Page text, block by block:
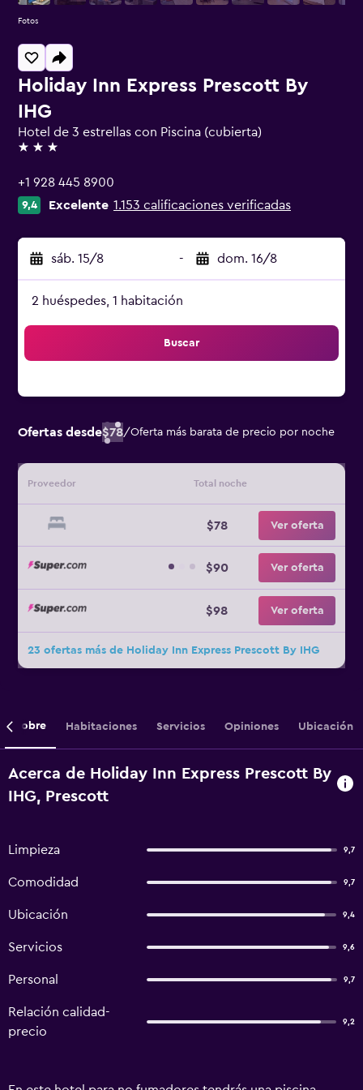
Holiday Inn Express Prescott By
IHG
Hotel de 3 estrellas con Piscina (cubierta)
3 estrellas
+1 928 445 8900
9,4 Excelente 1.153 calificaciones verificadas
sáb. 15/8 - dom. 16/8
2 huéspedes, 1 habitación
Buscar
Ofertas desde$78/Oferta más barata de precio por noche
Proveedor Total noche
$78 Ver oferta
$90 Ver oferta
$98 Ver oferta
23 ofertas más de Holiday Inn Express Prescott By IHG
Fotos
Sobre Habitaciones Servicios Opiniones Ubicación
Acerca de Holiday Inn Express Prescott By
IHG, Prescott
Limpieza 9,7
Comodidad 9,7
Ubicación 9,4
Servicios 9,6
Personal 9,7
Relación calidad-
precio
9,2